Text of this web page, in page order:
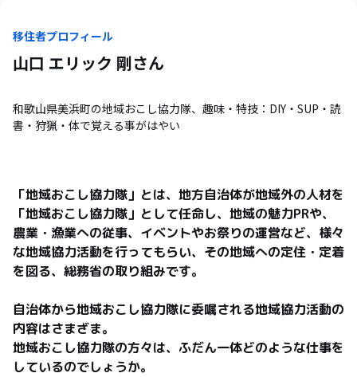
移住者プロフィール
山口 エリック 剛さん
和歌山県美浜町の地域おこし協力隊、趣味・特技：DIY・SUP・読
書・狩猟・体で覚える事がはやい
「地域おこし協力隊」とは、地方自治体が地域外の人材を
「地域おこし協力隊」として任命し、地域の魅力PRや、
農業・漁業への従事、イベントやお祭りの運営など、様々
な地域協力活動を行ってもらい、その地域への定住・定着
を図る、総務省の取り組みです。
自治体から地域おこし協力隊に委嘱される地域協力活動の
内容はさまざま。
地域おこし協力隊の方々は、ふだん一体どのような仕事を
しているのでしょうか。